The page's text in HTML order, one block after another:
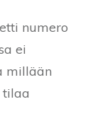
numero
ei
millään
tilaa